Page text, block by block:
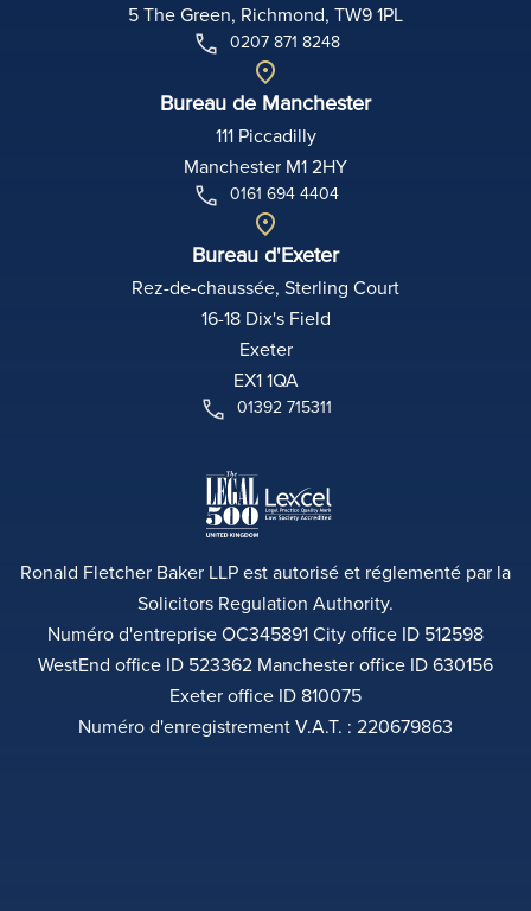
5 The Green, Richmond, TW9 1PL
0207 871 8248
Bureau de Manchester
111 Piccadilly
Manchester M1 2HY
0161 694 4404
Bureau d'Exeter
Rez-de-chaussée, Sterling Court
16-18 Dix's Field
Exeter
EX1 1QA
01392 715311
Ronald Fletcher Baker LLP est autorisé et réglementé par la
Solicitors Regulation Authority.
Numéro d'entreprise OC345891 City office ID 512598
WestEnd office ID 523362 Manchester office ID 630156
Exeter office ID 810075
Numéro d'enregistrement V.A.T. : 220679863